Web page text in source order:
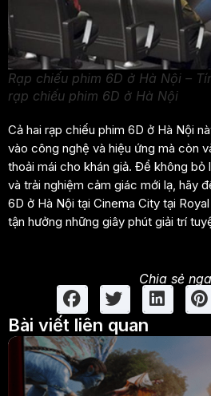
Rạp chiếu phim 6D ở Hà Nội –
rạp chiếu phim 6D ở Hà Nội
Cả hai rạp chiếu phim 6D ở Hà Nội
vào công nghệ và hiệu ứng mà còn
thoải mái cho khán giả. Để không bỏ
và trải nghiệm cảm giác mới lạ, hãy
6D ở Hà Nội tại Cinema City tại
tận hưởng những giây phút giải trí
Chia sẻ
Bài viết liên quan